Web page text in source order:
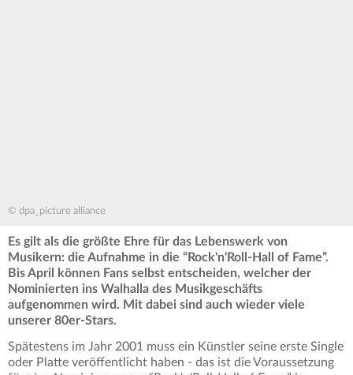
© dpa_picture alliance
Es gilt als die größte Ehre für das Lebenswerk von
Musikern: die Aufnahme in die “Rock'n'Roll-Hall of Fame”.
Bis April können Fans selbst entscheiden, welcher der
Nominierten ins Walhalla des Musikgeschäfts
aufgenommen wird. Mit dabei sind auch wieder viele
unserer 80er-Stars.
Spätestens im Jahr 2001 muss ein Künstler seine erste Single
oder Platte veröffentlicht haben - das ist die Voraussetzung